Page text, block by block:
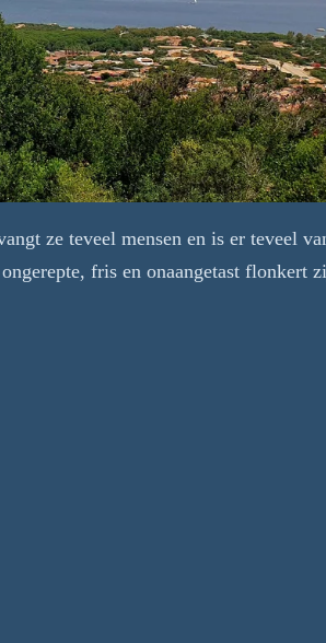
ze teveel mensen en is er teveel
fris en onaangetast flonkert